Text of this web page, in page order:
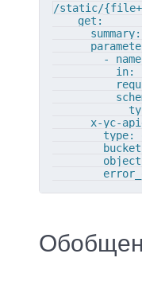
/static/
    get:
-
in:
x-yc-
type: